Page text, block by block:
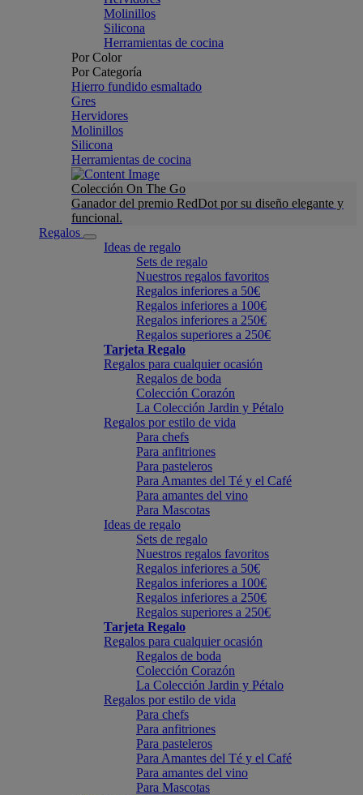
Molinillos
Silicona
Herramientas de cocina
Por Color
Por Categoría
Hierro fundido esmaltado
Gres
Hervidores
Molinillos
Silicona
Herramientas de cocina
Colección On The Go
Ganador del premio RedDot por su diseño elegante y
funcional.
Regalos
Ideas de regalo
Sets de regalo
Nuestros regalos favoritos
Regalos inferiores a 50€
Regalos inferiores a 100€
Regalos inferiores a 250€
Regalos superiores a 250€
Tarjeta Regalo
Regalos para cualquier ocasión
Regalos de boda
Colección Corazón
La Colección Jardin y Pétalo
Regalos por estilo de vida
Para chefs
Para anfitriones
Para pasteleros
Para Amantes del Té y el Café
Para amantes del vino
Para Mascotas
Ideas de regalo
Sets de regalo
Nuestros regalos favoritos
Regalos inferiores a 50€
Regalos inferiores a 100€
Regalos inferiores a 250€
Regalos superiores a 250€
Tarjeta Regalo
Regalos para cualquier ocasión
Regalos de boda
Colección Corazón
La Colección Jardin y Pétalo
Regalos por estilo de vida
Para chefs
Para anfitriones
Para pasteleros
Para Amantes del Té y el Café
Para amantes del vino
Para Mascotas